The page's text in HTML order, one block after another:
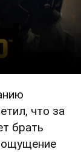
что за
брать
ощущение